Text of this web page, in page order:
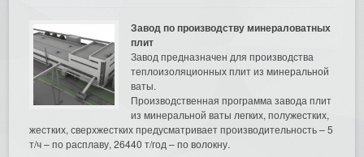
Завод по производству минераловатных
плит
Завод предназначен для производства
теплоизоляционных плит из минеральной
ваты.
Производственная программа завода плит
из минеральной ваты легких, полужестких,
жестких, сверхжестких предусматривает производительность – 5
т/ч – по расплаву, 26440 т/год – по волокну.